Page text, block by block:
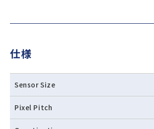
仕様
Sensor Size
Pixel Pitch